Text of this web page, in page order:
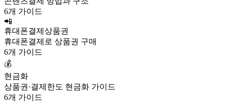
6개 가이드
📲
휴대폰결제상품권
휴대폰결제로 상품권 구매
6개 가이드
💰
현금화
상품권·결제한도 현금화 가이드
6개 가이드